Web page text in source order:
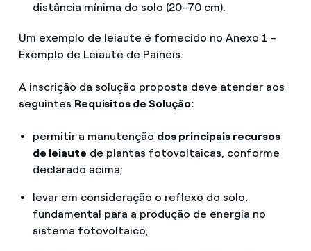
distância mínima do solo (20-70 cm).
Um exemplo de leiaute é fornecido no Anexo 1 -
Exemplo de Leiaute de Painéis.
A inscrição da solução proposta deve atender aos
seguintes Requisitos de Solução:
permitir a manutenção dos principais recursos
de leiaute de plantas fotovoltaicas, conforme
declarado acima;
levar em consideração o reflexo do solo,
fundamental para a produção de energia no
sistema fotovoltaico;